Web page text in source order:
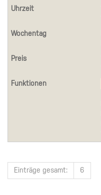
Einträge gesamt: 6